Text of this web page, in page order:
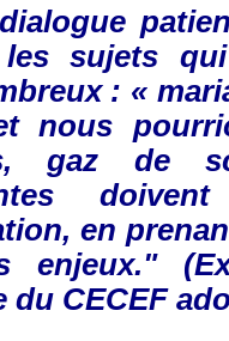
dialogue
sujets qui
: «
nous
,gaz de
doivent
, en
enjeux." (
du CECEF